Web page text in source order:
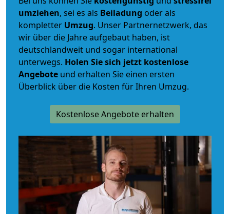
umziehen, sei es als Beiladung oder als
kompletter Umzug. Unser Partnernetzwerk, das
wir über die Jahre aufgebaut haben, ist
deutschlandweit und sogar international
unterwegs. Holen Sie sich jetzt kostenlose
Angebote und erhalten Sie einen ersten
Überblick über die Kosten für Ihren Umzug.
Kostenlose Angebote erhalten